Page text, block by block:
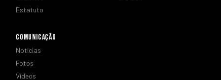
Estatuto
COMUNICAÇÃO
Notícias
Fotos
Vídeos